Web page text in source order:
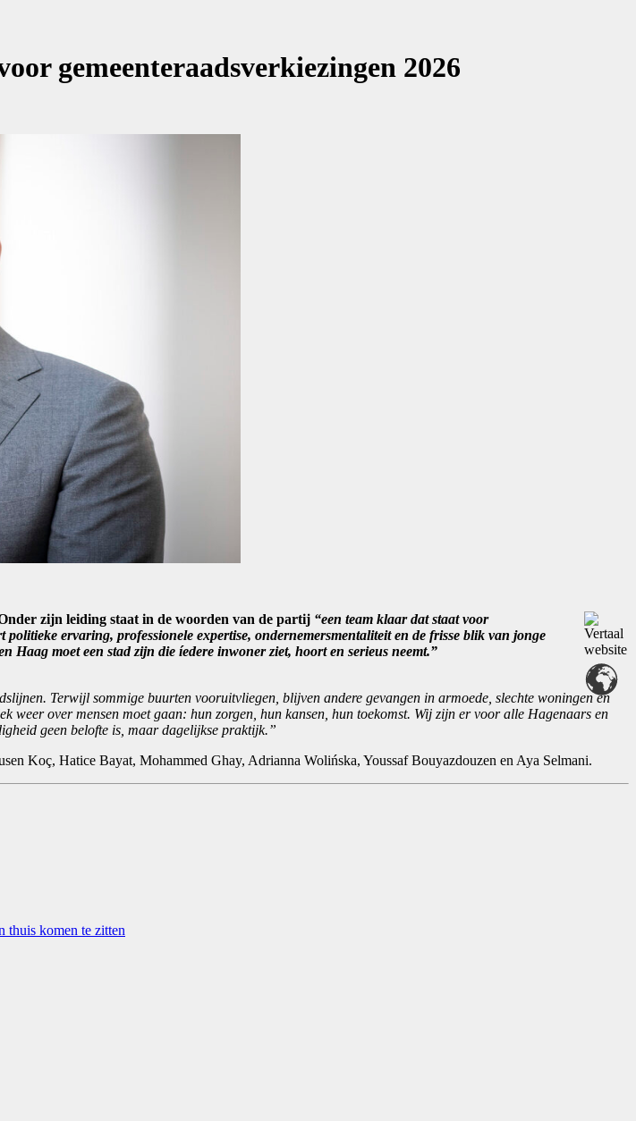
gemeenteraadsverkiezingen 2026
zijn leiding staat in de woorden van de partij “een team klaar dat staat voor
politieke ervaring, professionele expertise, ondernemersmentaliteit en de frisse blik van jonge
Haag moet een stad zijn die íedere inwoner ziet, hoort en serieus neemt.”
Terwijl sommige buurten vooruitvliegen, blijven andere gevangen in armoede, slechte woningen en
over mensen moet gaan: hun zorgen, hun kansen, hun toekomst. Wij zijn er voor alle Hagenaars en
geen belofte is, maar dagelijkse praktijk.”
Koç, Hatice Bayat, Mohammed Ghay, Adrianna Wolińska, Youssaf Bouyazdouzen en Aya Selmani.
thuis komen te zitten